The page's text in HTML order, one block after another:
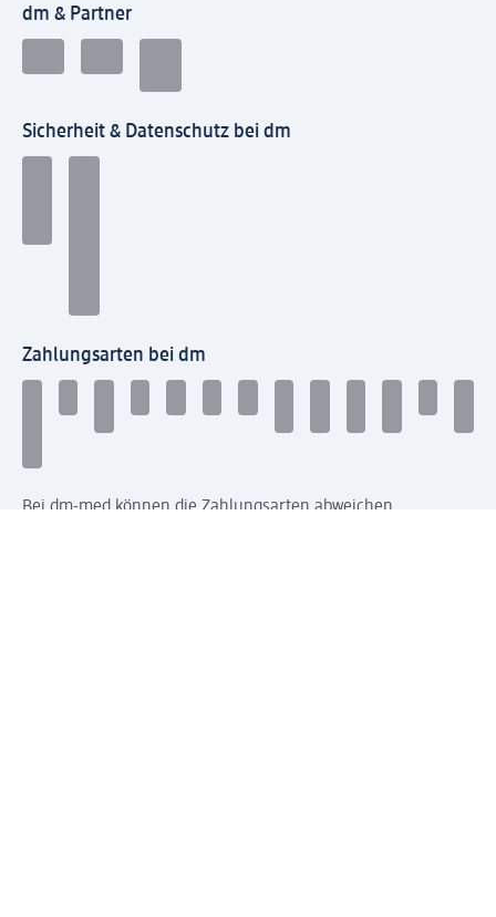
dm & Partner
Sicherheit & Datenschutz bei dm
Zahlungsarten bei dm
Bei dm-med können die Zahlungsarten abweichen.